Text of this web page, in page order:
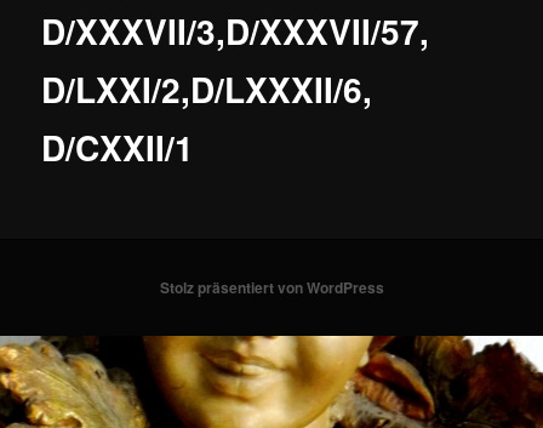
D/XXXVII/3,D/XXXVII/57,
D/LXXI/2,D/LXXXII/6,
D/CXXII/1
Stolz präsentiert von WordPress